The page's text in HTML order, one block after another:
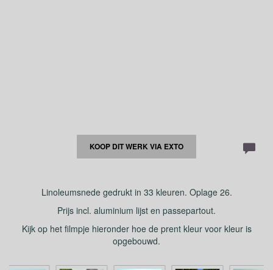
KOOP DIT WERK VIA EXTO
Linoleumsnede gedrukt in 33 kleuren. Oplage 26.
Prijs incl. aluminium lijst en passepartout.
Kijk op het filmpje hieronder hoe de prent kleur voor kleur is
opgebouwd.